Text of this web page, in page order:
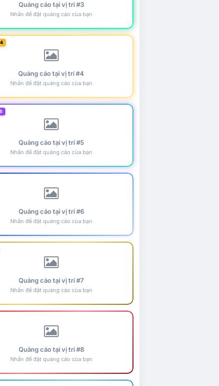
Quảng cáo tại vị trí #3
Nhấn để đặt quảng cáo của bạn
Quảng cáo tại vị trí #4
Nhấn để đặt quảng cáo của bạn
Quảng cáo tại vị trí #5
Nhấn để đặt quảng cáo của bạn
Quảng cáo tại vị trí #6
Nhấn để đặt quảng cáo của bạn
Quảng cáo tại vị trí #7
Nhấn để đặt quảng cáo của bạn
Quảng cáo tại vị trí #8
Nhấn để đặt quảng cáo của bạn